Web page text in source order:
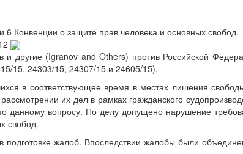
Конвенции о защите прав человека и основных свобод.
другие (Igranov and Others) против Российской
15, 24303/15, 24307/15 и 24605/15).
в соответствующее время в местах лишения
их дел в рамках гражданского
данному вопросу. По делу допущено нарушение
свобод.
жалоб. Впоследствии жалобы были